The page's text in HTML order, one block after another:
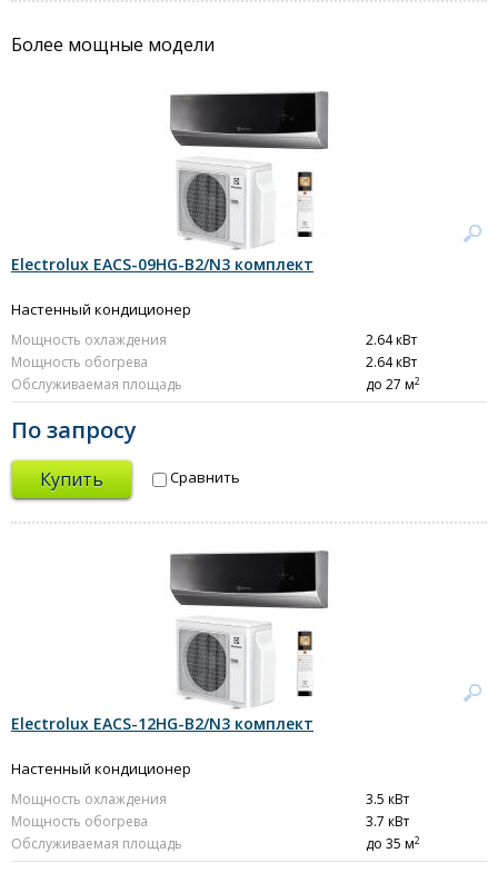
Более мощные модели
Electrolux EACS-09HG-B2/N3 комплект
Настенный кондиционер
Мощность охлаждения
2.64 кВт
Мощность обогрева
2.64 кВт
Обслуживаемая площадь
до 27 м2
По запросу
Купить Сравнить
Electrolux EACS-12HG-B2/N3 комплект
Настенный кондиционер
Мощность охлаждения
3.5 кВт
Мощность обогрева
3.7 кВт
Обслуживаемая площадь
до 35 м2